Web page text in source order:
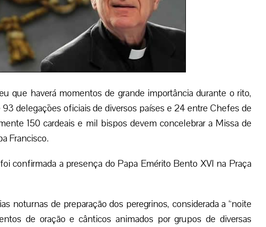
que haverá momentos de grande importância durante o rito,
delegações oficiais de diversos países e 24 entre Chefes de
150 cardeais e mil bispos devem concelebrar a Missa de
Francisco.
confirmada a presença do Papa Emérito Bento XVI na Praça
noturnas de preparação dos peregrinos, considerada a “noite
de oração e cânticos animados por grupos de diversas